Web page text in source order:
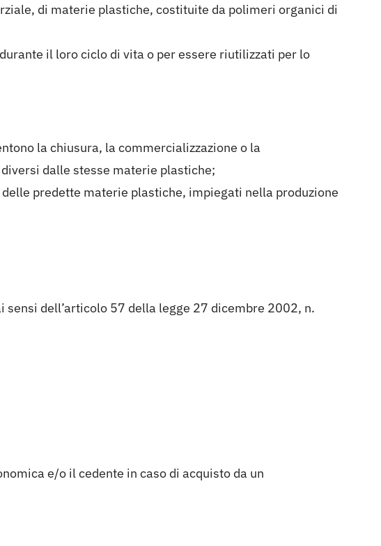
di materie plastiche, costituite da polimeri organici di
il loro ciclo di vita o per essere riutilizzati per lo
la chiusura, la commercializzazione o la
dalle stesse materie plastiche;
predette materie plastiche, impiegati nella produzione
dell’articolo 57 della legge 27 dicembre 2002, n.
e/o il cedente in caso di acquisto da un